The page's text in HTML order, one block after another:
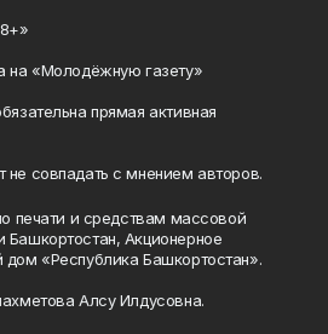
на «Молодёжную газету»
прямая активная
совпадать с мнением авторов.
печати и средствам массовой
Акционерное
«Республика Башкортостан».
Алсу Илдусовна.